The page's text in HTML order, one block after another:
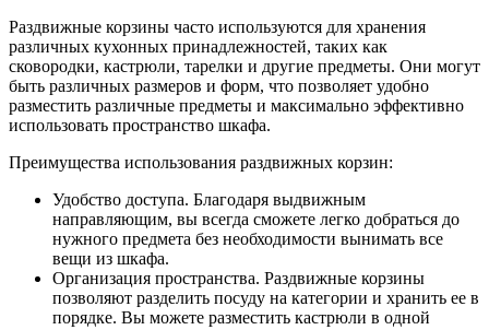
Раздвижные корзины часто используются для хранения
различных кухонных принадлежностей, таких как
сковородки, кастрюли, тарелки и другие предметы. Они могут
быть различных размеров и форм, что позволяет удобно
разместить различные предметы и максимально эффективно
использовать пространство шкафа.
Преимущества использования раздвижных корзин:
Удобство доступа. Благодаря выдвижным
направляющим, вы всегда сможете легко добраться до
нужного предмета без необходимости вынимать все
вещи из шкафа.
Организация пространства. Раздвижные корзины
позволяют разделить посуду на категории и хранить ее в
порядке. Вы можете разместить кастрюли в одной